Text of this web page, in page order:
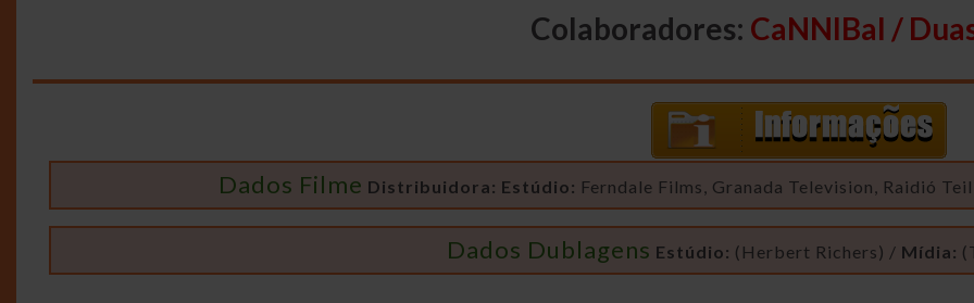
Colaboradores: CaNNIBal /
Dados Filme Distribuidora: Estúdio: Ferndale Films, Granada Television, Raidió
Dados Dublagens Estúdio: (Herbert Richers) / Mídia: